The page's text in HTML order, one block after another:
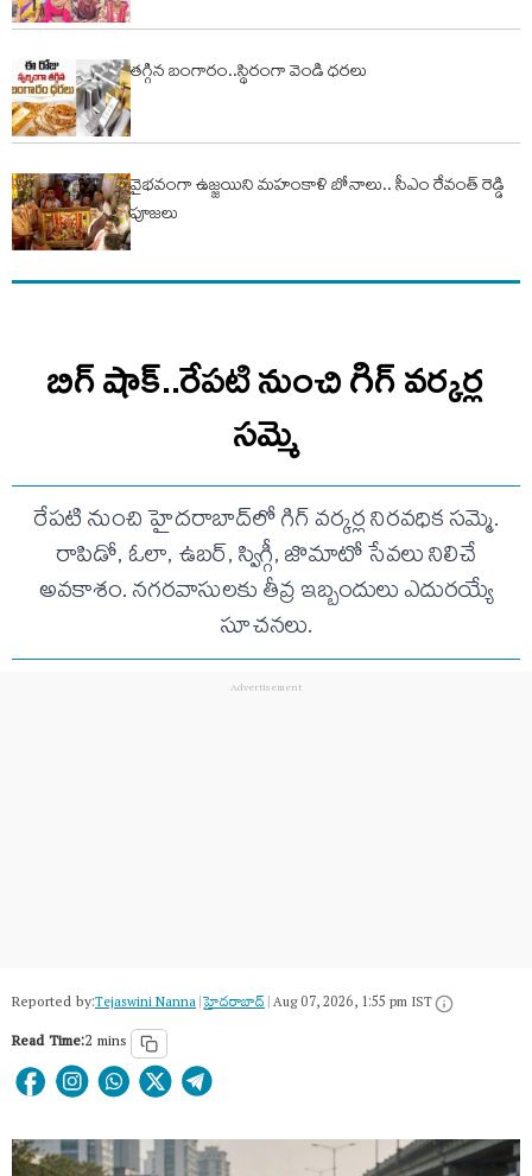
తగ్గిన బంగారం..స్థిరంగా వెండి ధరలు
వైభవంగా ఉజ్జయిని మహంకాళి బోనాలు.. సీఎం రేవంత్ రెడ్డి
పూజలు
బిగ్ షాక్..రేపటి నుంచి గిగ్ వర్కర్ల
సమ్మె
రేపటి నుంచి హైదరాబాద్‌లో గిగ్ వర్కర్ల నిరవధిక సమ్మె.
రాపిడో, ఓలా, ఉబర్, స్విగ్గీ, జొమాటో సేవలు నిలిచే
అవకాశం. నగరవాసులకు తీవ్ర ఇబ్బందులు ఎదురయ్యే
సూచనలు.
Reported by:Tejaswini Nanna|హైదరాబాద్​|Aug 07, 2026, 1:55 pm IST
Read Time:2 mins